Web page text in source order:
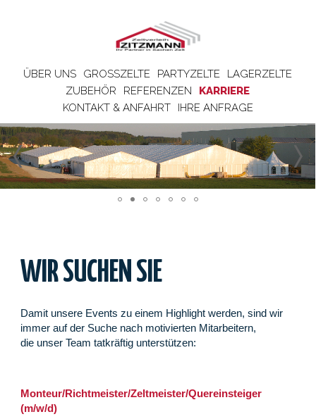
ÜBER UNS GROSSZELTE PARTYZELTE
LAGERZELTE
ZUBEHÖR
REFERENZEN
KARRIERE
KONTAKT & ANFAHRT
IHRE ANFRAGE
WIR SUCHEN SIE
Damit unsere Events zu einem Highlight werden, sind wir
immer auf der Suche nach motivierten Mitarbeitern,
die unser Team tatkräftig unterstützen:
Monteur/Richtmeister/Zeltmeister/Quereinsteiger
(m/w/d)